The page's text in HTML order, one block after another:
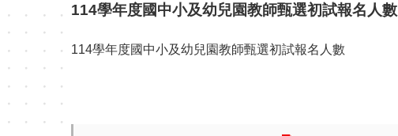
114學年度國中小及幼兒園教師甄選初試報名人數
114學年度國中小及幼兒園教師甄選初試報名人數